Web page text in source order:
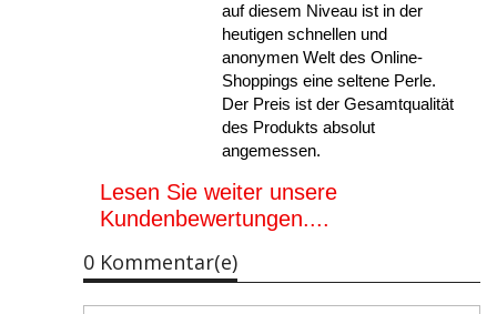
auf diesem Niveau ist in der
heutigen schnellen und
anonymen Welt des Online-
Shoppings eine seltene Perle.
Der Preis ist der Gesamtqualität
des Produkts absolut
angemessen.
Lesen Sie weiter unsere
Kundenbewertungen....
0 Kommentar(e)